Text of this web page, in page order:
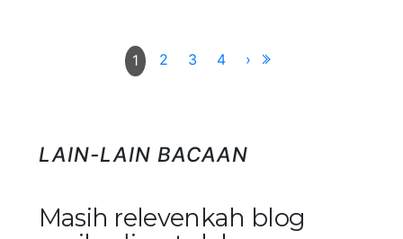
1 2 3 4 ›
LAIN-LAIN BACAAN
Masih relevenkah blog